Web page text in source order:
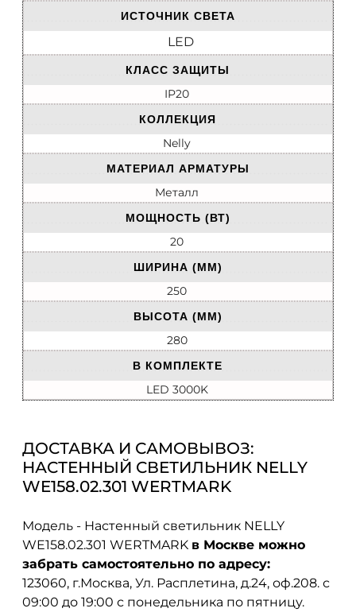
ИСТОЧНИК СВЕТА
LED
КЛАСС ЗАЩИТЫ
IP20
КОЛЛЕКЦИЯ
Nelly
МАТЕРИАЛ АРМАТУРЫ
Металл
МОЩНОСТЬ (ВТ)
20
ШИРИНА (ММ)
250
ВЫСОТА (ММ)
280
В КОМПЛЕКТЕ
LED 3000K
ДОСТАВКА И САМОВЫВОЗ:
НАСТЕННЫЙ СВЕТИЛЬНИК NELLY
WE158.02.301 WERTMARK
Модель - Настенный светильник NELLY
WE158.02.301 WERTMARK в Москве можно
забрать самостоятельно по адресу:
123060, г.Москва, Ул. Расплетина, д.24, оф.208. с
09:00 до 19:00 с понедельника по пятницу.